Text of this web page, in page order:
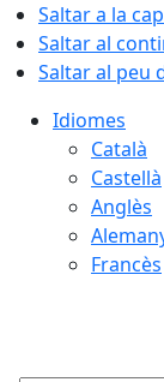
Saltar a la
Saltar al
Saltar al peu
Idiomes
Català
Castellà
Anglès
Francès